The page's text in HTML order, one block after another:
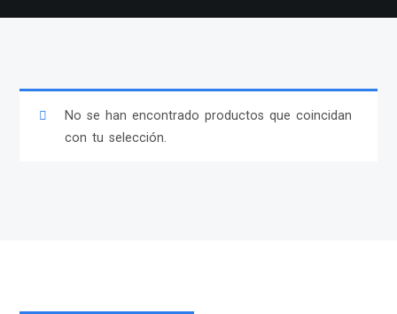
No se han encontrado productos que coincidan
con tu selección.